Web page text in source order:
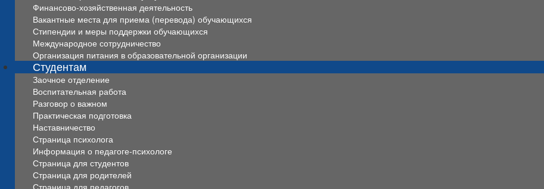
Финансово-хозяйственная деятельность
Вакантные места для приема (перевода) обучающихся
Стипендии и меры поддержки обучающихся
Международное сотрудничество
Организация питания в образовательной организации
Студентам
Заочное отделение
Воспитательная работа
Разговор о важном
Практическая подготовка
Наставничество
Страница психолога
Информация о педагоге-психологе
Страница для студентов
Страница для родителей
Страница для педагогов